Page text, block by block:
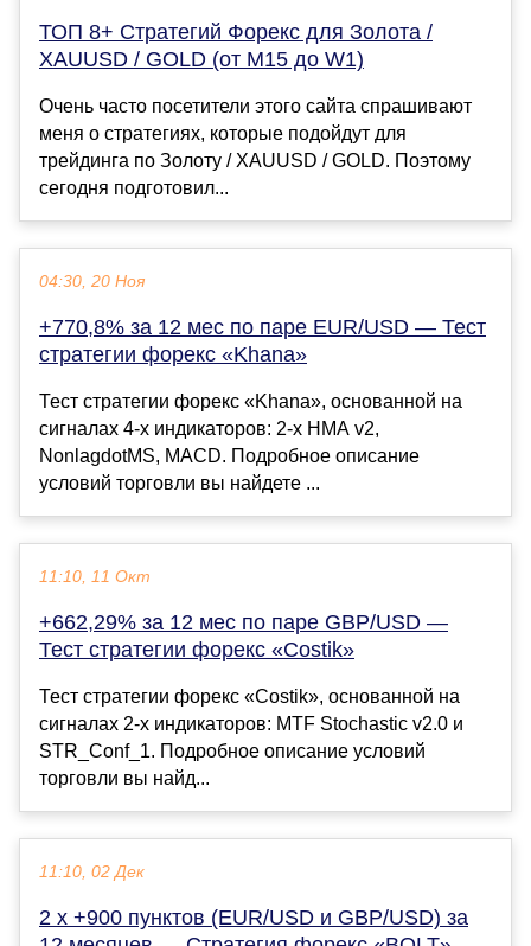
ТОП 8+ Стратегий Форекс для Золота /
XAUUSD / GOLD (от M15 до W1)
Очень часто посетители этого сайта спрашивают
меня о стратегиях, которые подойдут для
трейдинга по Золоту / XAUUSD / GOLD. Поэтому
сегодня подготовил...
04:30, 20 Ноя
+770,8% за 12 мес по паре EUR/USD — Тест
стратегии форекс «Khana»
Тест стратегии форекс «Khana», основанной на
сигналах 4-х индикаторов: 2-х HMA v2,
NonlagdotMS, MACD. Подробное описание
условий торговли вы найдете ...
11:10, 11 Окт
+662,29% за 12 мес по паре GBP/USD —
Тест стратегии форекс «Costik»
Тест стратегии форекс «Costik», основанной на
сигналах 2-х индикаторов: MTF Stochastic v2.0 и
STR_Conf_1. Подробное описание условий
торговли вы найд...
11:10, 02 Дек
2 x +900 пунктов (EUR/USD и GBP/USD) за